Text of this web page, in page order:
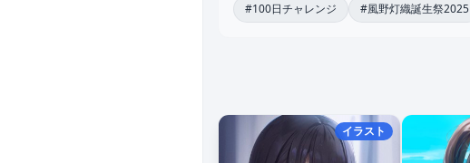
#100日チャレンジ
#風野灯織誕生祭2025
イラスト